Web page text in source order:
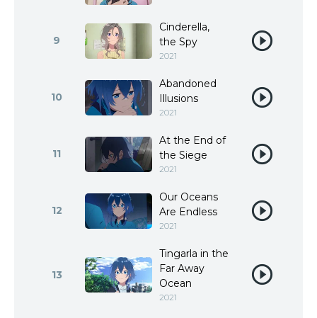
9
Cinderella,
the Spy
2021
10
Abandoned
Illusions
2021
11
At the End of
the Siege
2021
12
Our Oceans
Are Endless
2021
13
Tingarla in the
Far Away
Ocean
2021